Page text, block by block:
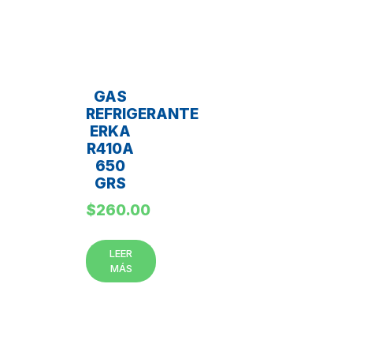
GAS
REFRIGERANTE
ERKA
R410A
650
GRS
$260.00
LEER
MÁS